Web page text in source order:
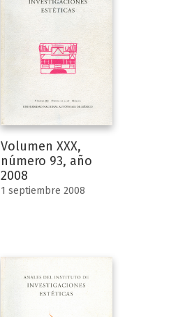
Volumen XXX,
número 93, año
2008
1 septiembre 2008